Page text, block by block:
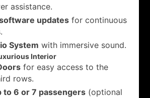
assistance.
updates for continuous
System with immersive sound.
Interior
for easy access to the
rows.
to 6 or 7 passengers (optional